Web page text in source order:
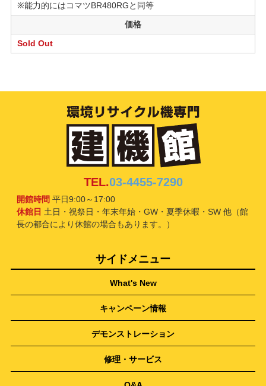
※能力的にはコマツBR480RGと同等
価格
Sold Out
TEL.03-4455-7290
開館時間 平日9:00～17:00
休館日 土日・祝祭日・年末年始・GW・夏季休暇・SW 他（館
長の都合により休館の場合もあります。）
サイドメニュー
What's New
キャンペーン情報
デモンストレーション
修理・サービス